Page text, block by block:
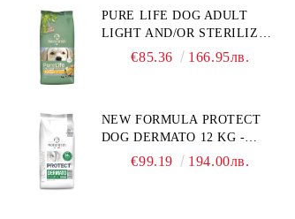
ПОДХОДЯЩА ЗА КУЧЕТА
ОТ ВСИЧКИ ПОРОДИ НА
ВЪЗРАСТ НАД 1 ГОДИНА.
PURE LIFE DOG ADULT
LIGHT AND/OR STERILIZED
WITH CHICKEN 12 КГ -
НАДНОРМЕНО ТЕГЛО И/
ИЛИ КАСТРИРАНИ КУЧЕТА
ОТ ВСИЧКИ ПОРОДИ НА
€85.36 166.95лв.
NEW FORMULA PROTECT
DOG DERMATO 12 KG -
ПЪЛНОЦЕННА ДИЕТИЧНА
€99.19 194.00лв.